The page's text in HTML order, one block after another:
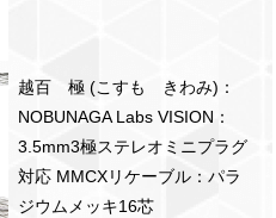
越百 極 (こすも きわみ)：
NOBUNAGA Labs VISION：
3.5mm3極ステレオミニプラグ
対応 MMCXリケーブル：パラ
ジウムメッキ16芯